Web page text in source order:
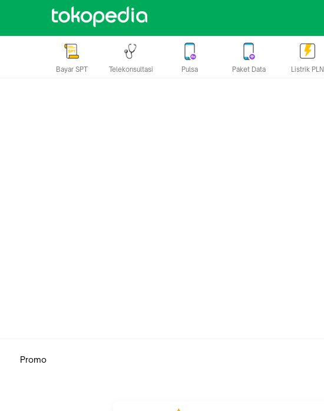
Bayar SPT Telekonsultasi Pulsa Paket Data Listrik PLN
Promo